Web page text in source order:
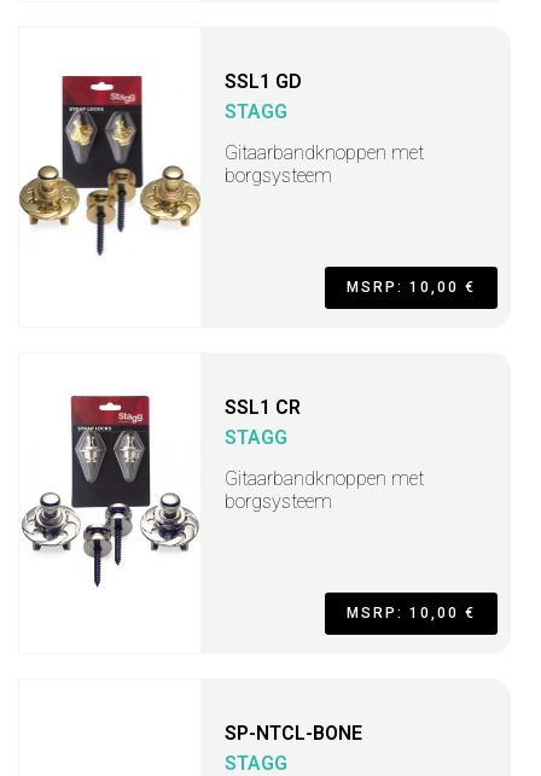
SSL1 GD
STAGG
Gitaarbandknoppen met
borgsysteem
MSRP: 10,00 €
SSL1 CR
STAGG
Gitaarbandknoppen met
borgsysteem
MSRP: 10,00 €
SP-NTCL-BONE
STAGG